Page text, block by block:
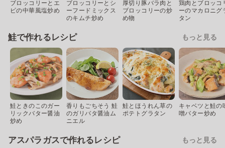
ブロッコリーとエ
ビの中華風塩炒め
ブロッコリーとシ
ーフードミックス
のキムチ炒め
厚切り豚バラ肉と
ブロッコリーの炒
め物
鶏肉とブロッコ
ーのマカロニグ
タン
鮭で作れるレシピ もっと見る
鮭ときのこのガー
リックバター醤油
炒め
香りもごちそう 鮭
のガリバタ醤油ム
ニエル
鮭とほうれん草の
ポテトグラタン
キャベツと鮭の
噌バター炒め
アスパラガスで作れるレシピ もっと見る